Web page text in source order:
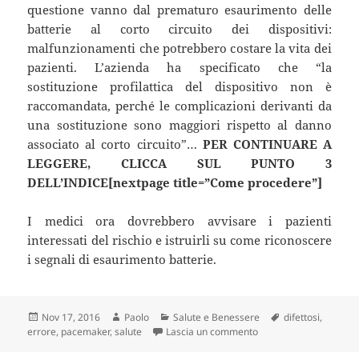
questione vanno dal prematuro esaurimento delle
batterie al corto circuito dei dispositivi:
malfunzionamenti che potrebbero costare la vita dei
pazienti. L’azienda ha specificato che “la
sostituzione profilattica del dispositivo non è
raccomandata, perché le complicazioni derivanti da
una sostituzione sono maggiori rispetto al danno
associato al corto circuito”… PER CONTINUARE A
LEGGERE, CLICCA SUL PUNTO 3
DELL’INDICE[nextpage title=”Come procedere”]
I medici ora dovrebbero avvisare i pazienti
interessati del rischio e istruirli su come riconoscere
i segnali di esaurimento batterie.
Scritto
il
Nov 17, 2016 Autore
Paolo Categorie
Salute e Benessere Tag
difettosi,
errore, pacemaker,salute Lascia un commentosu Pacemaker